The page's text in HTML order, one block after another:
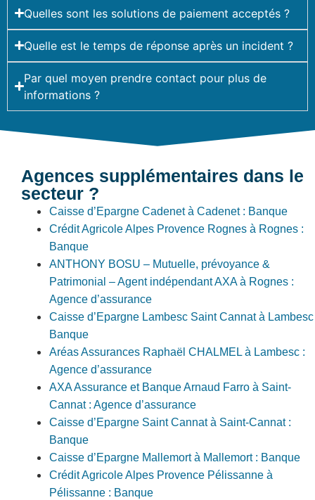
Quelles sont les solutions de paiement acceptés ?
Quelle est le temps de réponse après un incident ?
Par quel moyen prendre contact pour plus de
informations ?
Agences supplémentaires dans le
secteur ?
Caisse d’Epargne Cadenet à Cadenet : Banque
Crédit Agricole Alpes Provence Rognes à Rognes :
Banque
ANTHONY BOSU – Mutuelle, prévoyance &
Patrimonial – Agent indépendant AXA à Rognes :
Agence d’assurance
Caisse d’Epargne Lambesc Saint Cannat à Lambesc
Banque
Aréas Assurances Raphaël CHALMEL à Lambesc :
Agence d’assurance
AXA Assurance et Banque Arnaud Farro à Saint-
Cannat : Agence d’assurance
Caisse d’Epargne Saint Cannat à Saint-Cannat :
Banque
Caisse d’Epargne Mallemort à Mallemort : Banque
Crédit Agricole Alpes Provence Pélissanne à
Pélissanne : Banque